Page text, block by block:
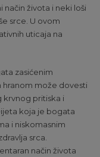
života i neki loši
srce. U ovom
uticaja na
zasićenim
hranom može dovesti
krvnog pritiska i
koja je bogata
i niskomasnim
srca.
način života